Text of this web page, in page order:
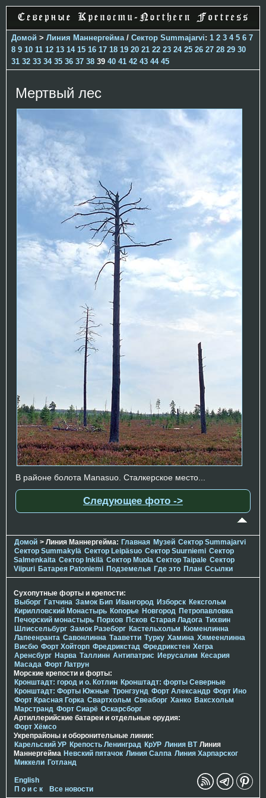
Домой > Линия Маннергейма / Сектор Summajarvi: 1 2 3 4 5 6 7
8 9 10 11 12 13 14 15 16 17 18 19 20 21 22 23 24 25 26 27 28 29 30
31 32 33 34 35 36 37 38 39 40 41 42 43 44 45
Мертвый лес
В районе болота Manasuo. Сталкерское место...
Следующее фото ->
Домой > Линия Маннергейма: Главная Музей Сектор Summajarvi
Сектор Summakylä Сектор Leipäsuo Сектор Suurniemi Сектор
Salmenkaita Сектор Inkilä Сектор Muola Сектор Taipale Сектор
Viipuri Батарея Patoniemi Подземелья Где это План Ссылки
Сухопутные форты и крепости:
Выборг Гатчина Замок Бип Ивангород Изборск Кексгольм
Кирилловский Монастырь Копорье Новгород Петропавловка
Печорcкий монастырь Порхов Псков Старая Ладога Тихвин
Шлиссельбург Замок Разеборг Кастельхольм Кюменлинна
Лапеенранта Савонлинна Тааветти Турку Хамина Хямеенлинна
Висбю Форт Хойторп Фредрикстад Фредрикстен Хегра
Аренсбург Нарва Таллинн Антипатрис Иерусалим Кесария
Масада Форт Латрун
Морские крепости и форты:
Кронштадт: город и о. Котлин Кронштадт: форты Северные
Кронштадт: Форты Южные Тронгзунд Форт Александр Форт Ино
Форт Красная Горка Свартхольм Свеаборг Ханко Ваксхольм
Марстранд Форт Сиарё Оскарсборг
Артиллерийские батареи и отдельные орудия:
Форт Хёмсо
Укрепрайоны и оборонительные линии:
Карельский УР Крепость Ленинград КрУР Линия ВТ Линия
Маннергейма Невский пятачок Линия Салпа Линия Харпарског
Миккели Готланд
English
П о и с к
Все новости